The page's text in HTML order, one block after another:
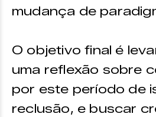
mudança de
O objetivo final é
uma reflexão sobre
por este período de
reclusão, e buscar